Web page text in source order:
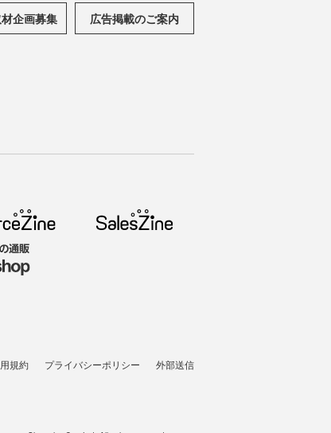
企画募集 広告掲載のご案内
規約 プライバシーポリシー 外部送信